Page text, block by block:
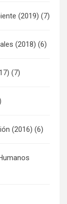
(2019) (7)
(2018) (6)
(7)
(2016) (6)